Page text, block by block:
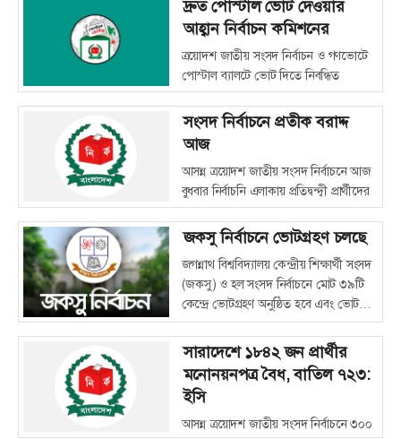
শুক্রবার জুমার নামাজের পর ঢাকা
বিশ্ববিদ্যালয়ের কেন্দ্রীয় মসজিদে দোয়া শেষে
তিনি শহীদ শরিফ ওসমান হাদির কবর
জিয়ারত করেন এবং তাঁর হত্যার বিচার দাবি
দ্রুত পোস্টাল ভোট দেওয়ার
আহ্বান নির্বাচন কমিশনের
ত্রয়োদশ জাতীয় সংসদ নির্বাচন ও গণভোটে
পোস্টাল ব্যালটে ভোট দিতে নিবন্ধিত
ভোটারদের দ্রুত ভোট প্রদানের অনুরোধ
জানিয়েছে নির্বাচন কমিশন (ইসি)।
সংসদ নির্বাচনে প্রতীক বরাদ্দ
আজ
আসন্ন ত্রয়োদশ জাতীয় সংসদ নির্বাচনে আজ
বুধবার নির্বাচনি এলাকায় প্রতিদ্বন্দ্বী প্রার্থীদের
মধ্যে প্রতীক বরাদ্দ দেওয়া হবে।
জকসু নির্বাচনে ভোটগ্রহণ চলছে
জগন্নাথ বিশ্ববিদ্যালয় কেন্দ্রীয় শিক্ষার্থী সংসদ
(জকসু) ও হল সংসদ নির্বাচনে মোট ৩৯টি
কেন্দ্রে ভোটগ্রহণ অনুষ্ঠিত হবে এবং ভোট
গণনা করা হবে মেশিনের মাধ্যমে।
সারাদেশে ১৮৪২ জন প্রার্থীর
মনোনয়নপত্র বৈধ, বাতিল ৭২৩:
ইসি
আসন্ন ত্রয়োদশ জাতীয় সংসদ নির্বাচনে ৩০০